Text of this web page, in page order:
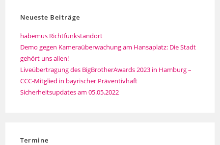
Neueste Beiträge
habemus Richtfunkstandort
Demo gegen Kameraüberwachung am Hansaplatz: Die Stadt
gehört uns allen!
Liveübertragung des BigBrotherAwards 2023 in Hamburg –
CCC-Mitglied in bayrischer Präventivhaft
Sicherheitsupdates am 05.05.2022
Termine